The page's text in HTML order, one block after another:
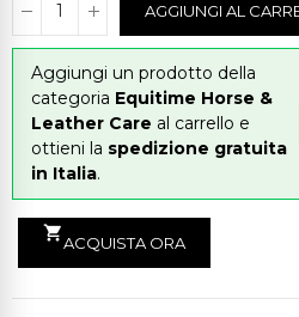
AGGIUNGI AL
Aggiungi un prodotto della
categoria Equitime Horse &
Leather Care al carrello e
ottieni la spedizione gratuita
in Italia.
shopping_cart
ACQUISTA ORA